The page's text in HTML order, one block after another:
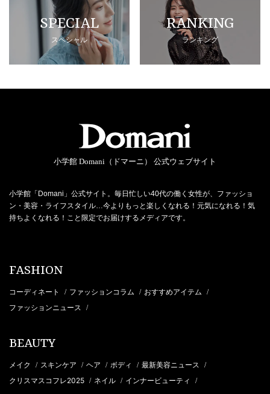
SPECIAL
スペシャル
RANKING
ランキング
小学館 Domani（ドマーニ） 公式ウェブサイト
小学館「Domani」公式サイト。毎日忙しい40代の働く女性が、ファッショ
ン・美容・ライフスタイル…今よりもっと楽しくなれる！元気になれる！気
持ちよくなれる！こと限定でお届けするメディアです。
FASHION
コーディネート / ファッションコラム / おすすめアイテム /
ファッションニュース /
BEAUTY
メイク / スキンケア / ヘア / ボディ / 最新美容ニュース /
クリスマスコフレ2025 / ネイル / インナービューティ /